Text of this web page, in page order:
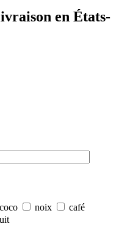
en États-
noix
café